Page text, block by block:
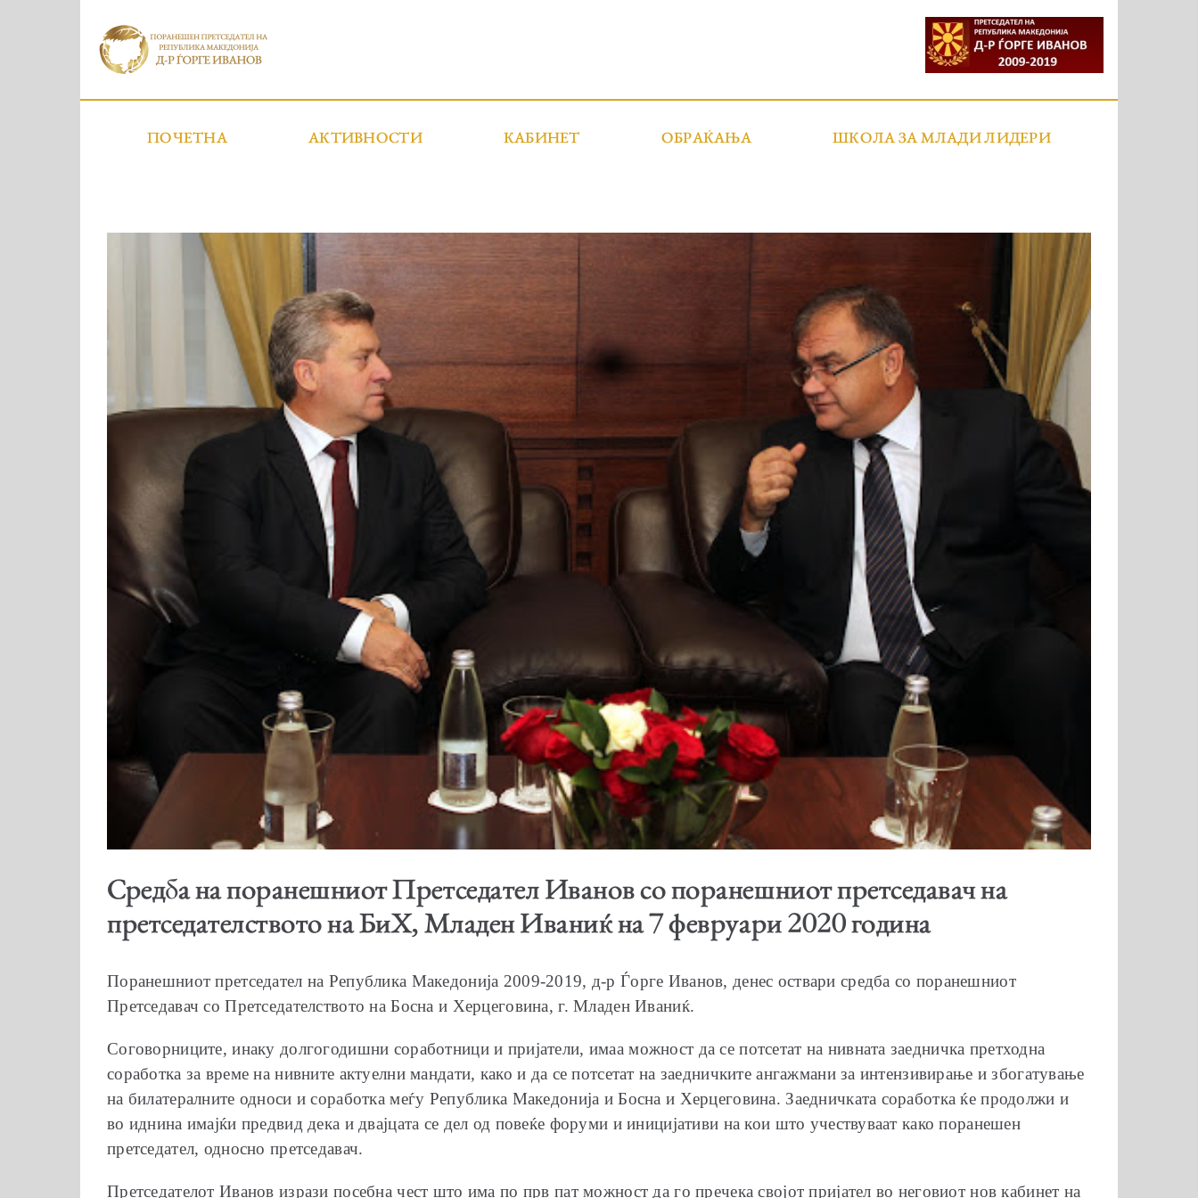
ПОЧЕТНА АКТИВНОСТИ КАБИНЕТ ОБРАЌАЊА ШКОЛА ЗА МЛАДИ ЛИДЕРИ
Средба на поранешниот Претседател Иванов со поранешниот претседавач на
претседателството на БиХ, Младен Иваниќ на 7 февруари 2020 година
Поранешниот претседател на Република Македонија 2009-2019, д-р Ѓорге Иванов, денес оствари средба со поранешниот
Претседавач со Претседателството на Босна и Херцеговина, г. Младен Иваниќ.
Соговорниците, инаку долгогодишни соработници и пријатели, имаа можност да се потсетат на нивната заедничка претходна
соработка за време на нивните актуелни мандати, како и да се потсетат на заедничките ангажмани за интензивирање и збогатување
на билатералните односи и соработка меѓу Република Македонија и Босна и Херцеговина. Заедничката соработка ќе продолжи и
во иднина имајќи предвид дека и двајцата се дел од повеќе форуми и иницијативи на кои што учествуваат како поранешен
претседател, односно претседавач.
Претседателот Иванов изрази посебна чест што има по прв пат можност да го пречека својот пријател во неговиот нов кабинет на